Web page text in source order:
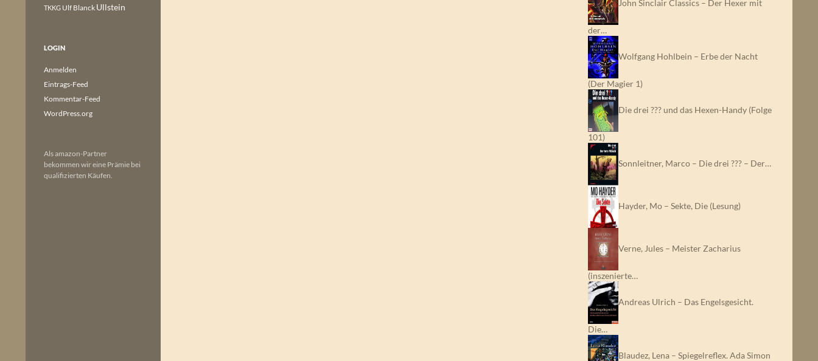
John Sinclair Classics – Der Hexer mit
der…
Wolfgang Hohlbein – Erbe der Nacht
(Der Magier 1)
Die drei ??? und das Hexen-Handy (Folge
101)
Sonnleitner, Marco – Die drei ??? – Der…
Hayder, Mo – Sekte, Die (Lesung)
Verne, Jules – Meister Zacharius
(inszenierte…
Andreas Ulrich – Das Engelsgesicht.
Die…
Blaudez, Lena – Spiegelreflex. Ada Simon
TKKG Ulf Blanck Ullstein
LOGIN
Anmelden
Eintrags-Feed
Kommentar-Feed
WordPress.org
Als amazon-Partner
bekommen wir eine Prämie bei
qualifizierten Käufen.